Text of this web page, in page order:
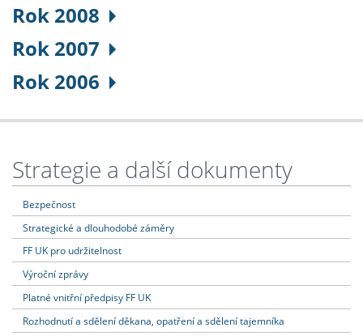
Rok 2008
Rok 2007
Rok 2006
Strategie a další dokumenty
Bezpečnost
Strategické a dlouhodobé záměry
FF UK pro udržitelnost
Výroční zprávy
Platné vnitřní předpisy FF UK
Rozhodnutí a sdělení děkana, opatření a sdělení tajemníka